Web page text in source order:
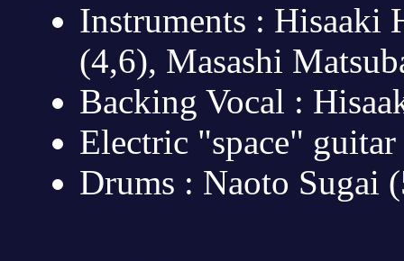
Instruments : Hisaaki
(4,6), Masashi
Backing Vocal :
Electric "space"
Drums : Naoto Sugai